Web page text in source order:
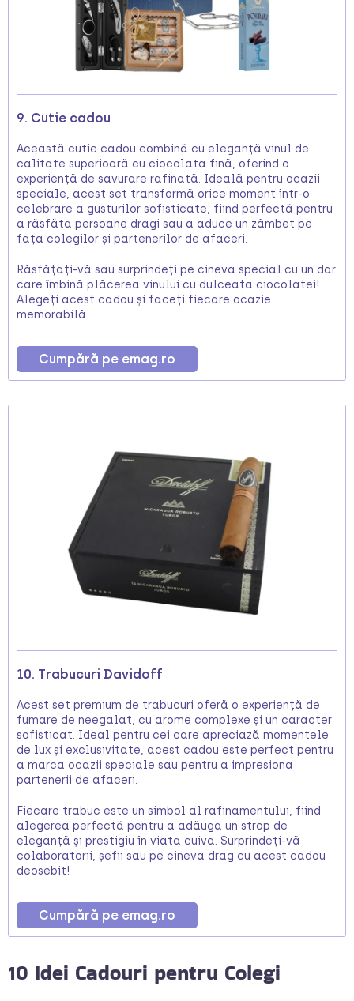
9. Cutie cadou
Această cutie cadou combină cu eleganță vinul de
calitate superioară cu ciocolata fină, oferind o
experiență de savurare rafinată. Ideală pentru ocazii
speciale, acest set transformă orice moment într-o
celebrare a gusturilor sofisticate, fiind perfectă pentru
a răsfăța persoane dragi sau a aduce un zâmbet pe
fața colegilor și partenerilor de afaceri.
Răsfățați-vă sau surprindeți pe cineva special cu un dar
care îmbină plăcerea vinului cu dulceața ciocolatei!
Alegeți acest cadou și faceți fiecare ocazie
memorabilă.
Cumpără pe emag.ro
10. Trabucuri Davidoff
Acest set premium de trabucuri oferă o experiență de
fumare de neegalat, cu arome complexe și un caracter
sofisticat. Ideal pentru cei care apreciază momentele
de lux și exclusivitate, acest cadou este perfect pentru
a marca ocazii speciale sau pentru a impresiona
partenerii de afaceri.
Fiecare trabuc este un simbol al rafinamentului, fiind
alegerea perfectă pentru a adăuga un strop de
eleganță și prestigiu în viața cuiva. Surprindeți-vă
colaboratorii, șefii sau pe cineva drag cu acest cadou
deosebit!
Cumpără pe emag.ro
10 Idei Cadouri pentru Colegi